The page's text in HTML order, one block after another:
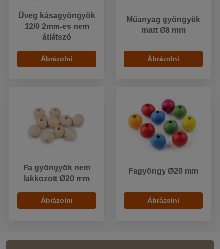
Üveg kásagyöngyök
12/0 2mm-es nem
átlátszó
Ábrázolni
Műanyag gyöngyök
matt Ø8 mm
Ábrázolni
Fa gyöngyök nem
lakkozott Ø20 mm
Ábrázolni
Fagyöngy Ø20 mm
Ábrázolni